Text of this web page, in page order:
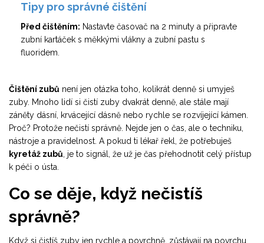
Tipy pro správné čištění
Před čištěním: Nastavte časovač na 2 minuty a připravte
zubní kartáček s měkkými vlákny a zubní pastu s
fluoridem.
Čištění zubů není jen otázka toho, kolikrát denně si umyješ
zuby. Mnoho lidí si čistí zuby dvakrát denně, ale stále mají
záněty dásní, krvácející dásně nebo rychle se rozvíjející kámen.
Proč? Protože nečistí správně. Nejde jen o čas, ale o techniku,
nástroje a pravidelnost. A pokud ti lékař řekl, že potřebuješ
kyretáž zubů , je to signál, že už je čas přehodnotit celý přístup
k péči o ústa.
Co se děje, když nečistíš
správně?
Když si čistíš zuby jen rychle a povrchně, zůstávají na povrchu